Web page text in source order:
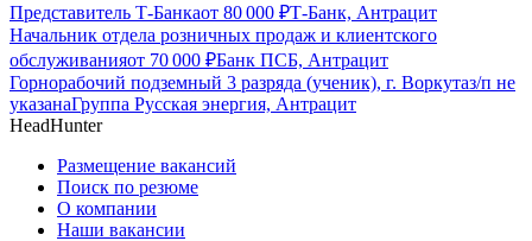
Представитель Т-Банкаот 80 000 ₽Т-Банк, Антрацит
Начальник отдела розничных продаж и клиентского
обслуживанияот 70 000 ₽Банк ПСБ, Антрацит
Горнорабочий подземный 3 разряда (ученик), г. Воркутаз/п не
указанаГруппа Русская энергия, Антрацит
HeadHunter
Размещение вакансий
Поиск по резюме
О компании
Наши вакансии